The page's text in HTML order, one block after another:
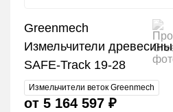
Greenmech
Измельчители древесины
SAFE-Track 19-28
Измельчители веток Greenmech
от 5 164 597 ₽